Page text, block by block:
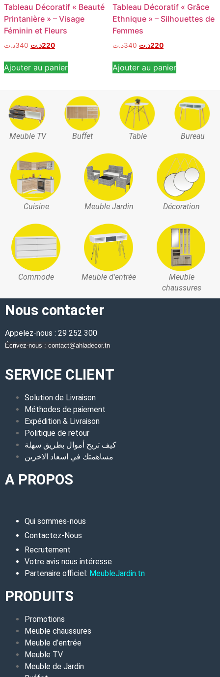
Tableau Décoratif « Beauté
Printanière » – Visage
Féminin et Fleurs
340د.ت 220د.ت
Ajouter au panier
Tableau Décoratif « Grâce
Ethnique » – Silhouettes de
Femmes
340د.ت 220د.ت
Ajouter au panier
Meuble TV Buffet Table Bureau
Cuisine Meuble Jardin Décoration
Commode Meuble d'entrée
Meuble
chaussures
Nous contacter
Appelez-nous : 29 252 300
Écrivez-nous : contact@ahladecor.tn
SERVICE CLIENT
Solution de Livraison
Méthodes de paiement
Expédition & Livraison
Politique de retour
كيف تربح أموال بطريق سهلة
مساهمتك في اسعاد الاخرين
A PROPOS
Qui sommes-nous
Contactez-Nous
Recrutement
Votre avis nous intéresse
Partenaire officiel: MeubleJardin.tn
PRODUITS
Promotions
Meuble chaussures
Meuble d’entrée
Meuble TV
Meuble de Jardin